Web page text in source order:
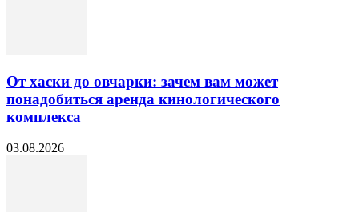
От хаски до овчарки: зачем вам может
понадобиться аренда кинологического
комплекса
03.08.2026